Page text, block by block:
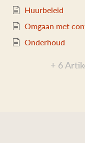
Huurbeleid
Omgaan met
Onderhoud
+ 6